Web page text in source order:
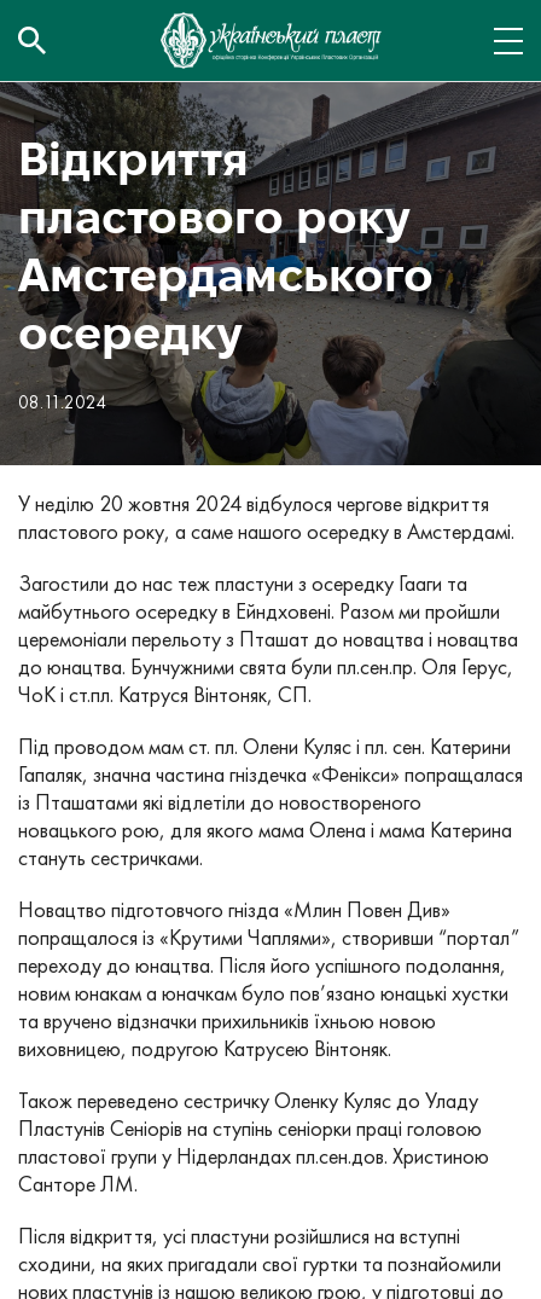
Відкриття
пластового року
Амстердамського
осередку
08.11.2024
У неділю 20 жовтня 2024 відбулося чергове відкриття
пластового року, а саме нашого осередку в Амстердамі.
Загостили до нас теж пластуни з осередку Гааги та
майбутнього осередку в Ейндховені. Разом ми пройшли
церемоніали перельоту з Пташат до новацтва і новацтва
до юнацтва. Бунчужними свята були пл.сен.пр. Оля Герус,
ЧоК і ст.пл. Катруся Вінтоняк, СП.
Під проводом мам ст. пл. Олени Куляс і пл. сен. Катерини
Гапаляк, значна частина гніздечка «Фенікси» попращалася
із Пташатами які відлетіли до новоствореного
новацького рою, для якого мама Олена і мама Катерина
стануть сестричками.
Новацтво підготовчого гнізда «Млин Повен Див»
попращалося із «Крутими Чаплями», створивши “портал”
переходу до юнацтва. Після його успішного подолання,
новим юнакам а юначкам було пов’язано юнацькі хустки
та вручено відзначки прихильників їхньою новою
виховницею, подругою Катрусею Вінтоняк.
Також переведено сестричку Оленку Куляс до Уладу
Пластунів Сеніорів на ступінь сеніорки праці головою
пластової групи у Нідерландах пл.сен.дов. Христиною
Санторе ЛМ.
Після відкриття, усі пластуни розійшлися на вступні
сходини, на яких пригадали свої гуртки та познайомили
нових пластунів із нашою великою грою, у підготовці до